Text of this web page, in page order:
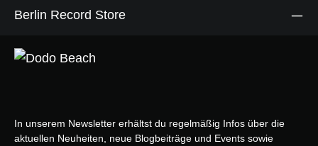
Berlin Record Store
In unserem Newsletter erhältst du regelmäßig Infos über die
aktuellen Neuheiten, neue Blogbeiträge und Events sowie